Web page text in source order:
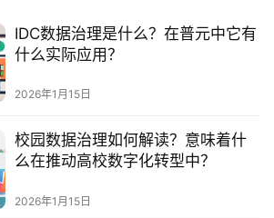
IDC数据治理是什么？在普元中它有
什么实际应用？
2026年1月15日
校园数据治理如何解读？意味着什
么在推动高校数字化转型中？
2026年1月15日